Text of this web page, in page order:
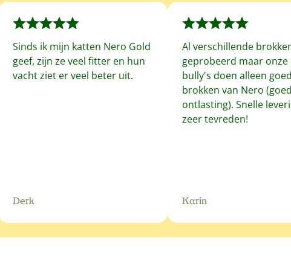
Sinds ik mijn katten Nero Gold
geef, zijn ze veel fitter en hun
vacht ziet er veel beter uit.
Derk
Al verschillende
geprobeerd maar onze
bully's doen alleen
brokken van Nero
ontlasting). Snelle
zeer tevreden!
Karin